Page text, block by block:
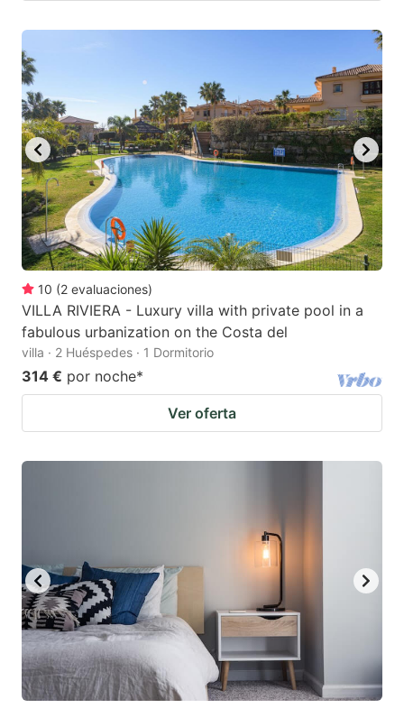
10 (2 evaluaciones)
VILLA RIVIERA - Luxury villa with private pool in a
fabulous urbanization on the Costa del
villa · 2 Huéspedes · 1 Dormitorio
314 € por noche*
Ver oferta